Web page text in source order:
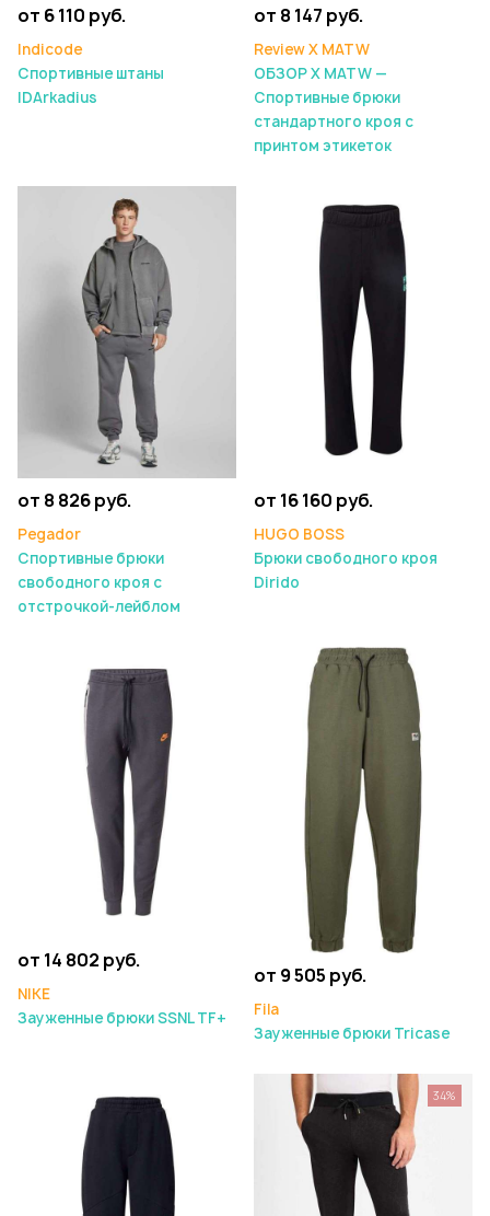
от 6 110 руб.
Indicode
Спортивные штаны
IDArkadius
от 8 147 руб.
Review X MATW
ОБЗОР X MATW —
Спортивные брюки
стандартного кроя с
принтом этикеток
от 8 826 руб.
Pegador
Спортивные брюки
свободного кроя с
отстрочкой-лейблом
от 16 160 руб.
HUGO BOSS
Брюки свободного кроя
Dirido
от 14 802 руб.
NIKE
Зауженные брюки SSNL TF+
от 9 505 руб.
Fila
Зауженные брюки Tricase
34%